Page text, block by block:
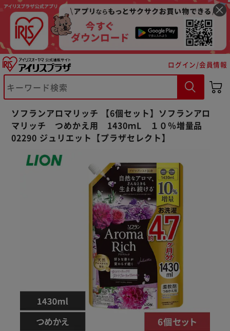
ログイン/会員情報
ソフランアロマリッチ 【6個セット】ソフランアロ
マリッチ つめかえ用 1430ｍL １０％増量品
02290 ジュリエット【プラザセレクト】
※ご確認ください
カートに入れる 購入手続きへ